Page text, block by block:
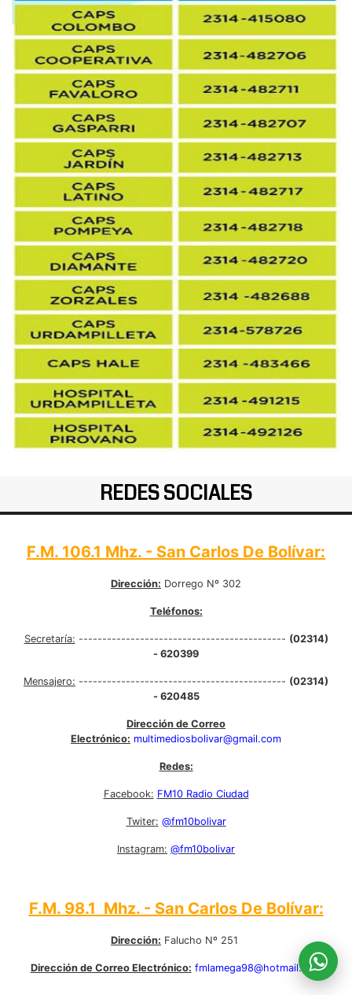
REDES SOCIALES
F.M. 106.1 Mhz. - San Carlos De Bolívar:
Dirección: Dorrego Nº 302
Teléfonos:
Secretaría: -------------------------------------------- (02314)
- 620399
Mensajero: -------------------------------------------- (02314)
- 620485
Dirección de Correo
Electrónico: multimediosbolivar@gmail.com
Redes:
Facebook: FM10 Radio Ciudad
Twiter: @fm10bolivar
Instagram: @fm10bolivar
F.M. 98.1 Mhz. - San Carlos De Bolívar:
Dirección: Falucho Nº 251
Dirección de Correo Electrónico: fmlamega98@hotmail.com